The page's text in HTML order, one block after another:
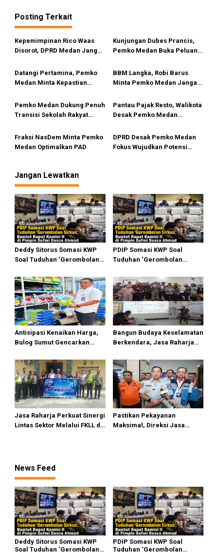
s
i
p
s
Posting Terkait
Kepemimpinan Rico Waas
Disorot, DPRD Medan Jangan
Kunjungan Dubes Prancis,
Pemko Medan Buka Peluang
Hingga Industri Kreatif
Datangi Pertamina, Pemko
Medan Minta Kepastian
BBM di SPBU
BBM Langka, Robi Barus
Minta Pemko Medan Jangan
Pemko Medan Dukung Penuh
Transisi Sekolah Rakyat
Pantau Pajak Resto, Walikota
Desak Pemko Medan
Fraksi NasDem Minta Pemko
Medan Optimalkan PAD
DPRD Desak Pemko Medan
Fokus Wujudkan Potensi
Jangan Lewatkan
Deddy Sitorus Somasi KWP
Soal Tuduhan ‘Gerombolan
II Dipimpin Sufmi Dasco
Ahmad
PDIP Somasi KWP Soal
Tuduhan ‘Gerombolan
II Dipimpin Sufmi Dasco
Ahmad
Antisipasi Kenaikan Harga,
Bulog Sumut Gencarkan
Premium
Bangun Budaya Keselamatan
Berkendara, Jasa Raharja
Pasifik Medan Industri
Jasa Raharja Perkuat Sinergi
Lintas Sektor Melalui FKLL di
Pastikan Pekayanan
Maksimal, Direksi Jasa
News Feed
Deddy Sitorus Somasi KWP
Soal Tuduhan ‘Gerombolan
PDIP Somasi KWP Soal
Tuduhan ‘Gerombolan